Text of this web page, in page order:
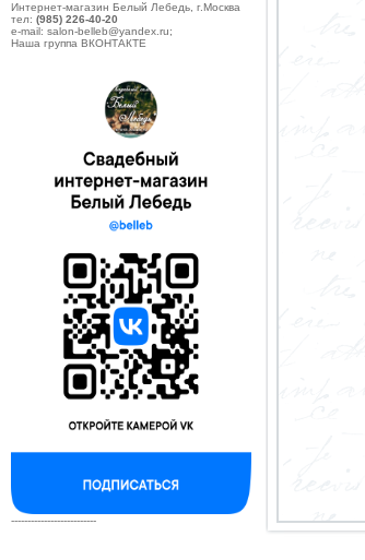
Интернет-магазин Белый Лебедь, г.Москва
тел: (985) 226-40-20
e-mail: salon-belleb@yandex.ru;
Наша группа ВКОНТАКТЕ
--------------------------